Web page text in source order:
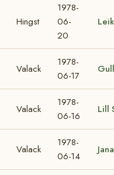
Hingst
1978-
06-
20
Valack
1978-
06-17
Valack
1978-
06-16
Lill
Valack
1978-
06-14
Jana